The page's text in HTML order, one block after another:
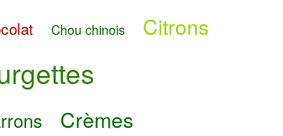
Chou chinois Citrons
Crèmes